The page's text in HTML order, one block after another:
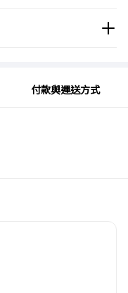
付款與運送方式